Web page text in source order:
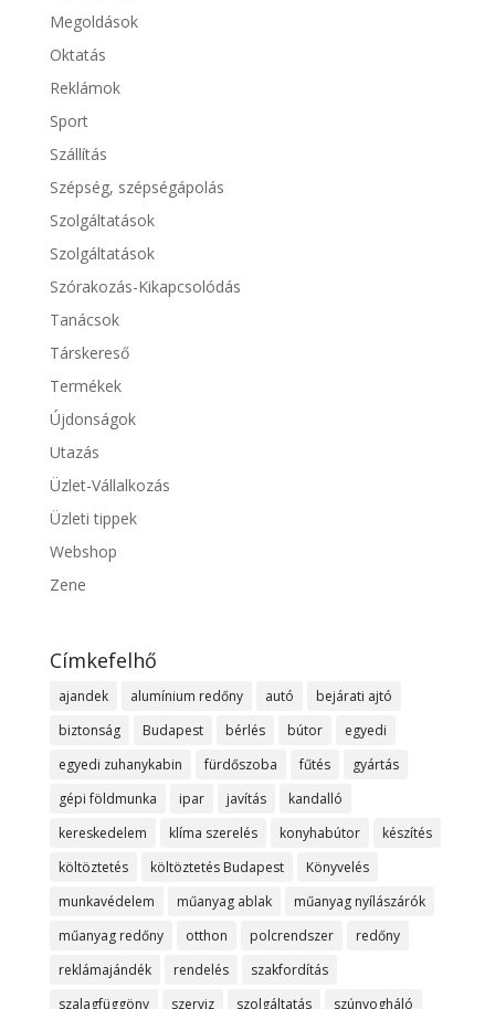
Megoldások
Oktatás
Reklámok
Sport
Szállítás
Szépség, szépségápolás
Szolgáltatások
Szolgáltatások
Szórakozás-Kikapcsolódás
Tanácsok
Társkereső
Termékek
Újdonságok
Utazás
Üzlet-Vállalkozás
Üzleti tippek
Webshop
Zene
Címkefelhő
ajandek alumínium redőny autó
bejárati ajtó
biztonság
Budapest bérlés bútor
egyedi
egyedi zuhanykabin
fürdőszoba fűtés
gyártás
gépi földmunka
ipar javítás
kandalló
kereskedelem
klíma szerelés konyhabútor
készítés
költöztetés
költöztetés Budapest
Könyvelés
munkavédelem
műanyag ablak
műanyag nyílászárók
műanyag redőny
otthon polcrendszer
redőny
reklámajándék
rendelés
szakfordítás
szalagfüggöny
szerviz szolgáltatás szúnyogháló